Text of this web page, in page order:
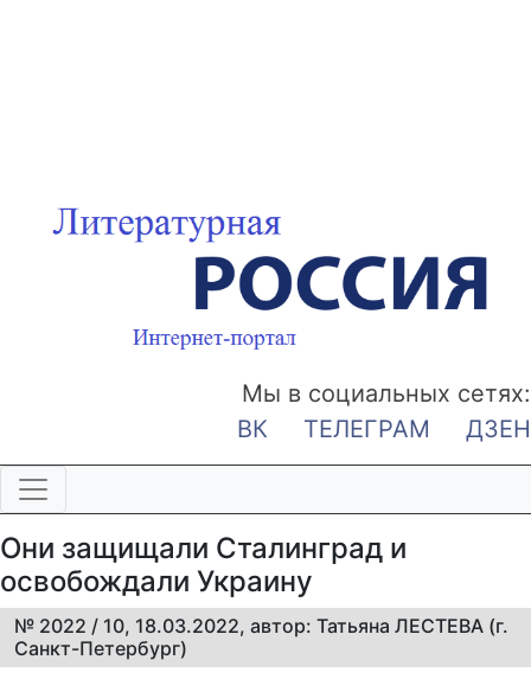
Мы в социальных сетях:
ВК
ТЕЛЕГРАМ ДЗЕН
Они защищали Сталинград и
освобождали Украину
№ 2022 / 10, 18.03.2022, автор: Татьяна ЛЕСТЕВА (г.
Санкт-Петербург)